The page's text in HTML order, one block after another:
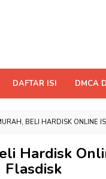
DAFTAR ISI DMCA
BELI HARDISK ONLINE
Hardisk
Flasdisk